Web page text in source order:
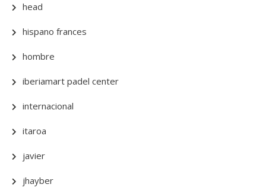
head
hispano frances
hombre
iberiamart padel center
internacional
itaroa
javier
jhayber